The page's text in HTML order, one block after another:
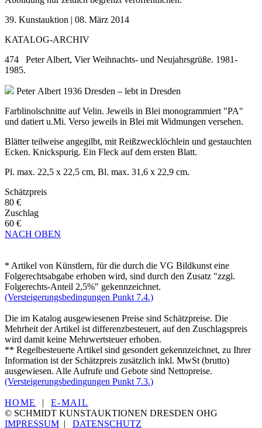
39. Kunstauktion | 08. März 2014
KATALOG-ARCHIV
474 Peter Albert, Vier Weihnachts- und Neujahrsgrüße. 1981-
1985.
Peter Albert 1936 Dresden – lebt in Dresden
Farblinolschnitte auf Velin. Jeweils in Blei monogrammiert "PA"
und datiert u.Mi. Verso jeweils in Blei mit Widmungen versehen.
Blätter teilweise angegilbt, mit Reißzwecklöchlein und gestauchten
Ecken. Knickspurig. Ein Fleck auf dem ersten Blatt.
Pl. max. 22,5 x 22,5 cm, Bl. max. 31,6 x 22,9 cm.
Schätzpreis
80 €
Zuschlag
60 €
NACH OBEN
* Artikel von Künstlern, für die durch die VG Bildkunst eine
Folgerechtsabgabe erhoben wird, sind durch den Zusatz "zzgl.
Folgerechts-Anteil 2,5%" gekennzeichnet.
(Versteigerungsbedingungen Punkt 7.4.)
Die im Katalog ausgewiesenen Preise sind Schätzpreise. Die
Mehrheit der Artikel ist differenzbesteuert, auf den Zuschlagspreis
wird damit keine Mehrwertsteuer erhoben.
** Regelbesteuerte Artikel sind gesondert gekennzeichnet, zu Ihrer
Information ist der Schätzpreis zusätzlich inkl. MwSt (brutto)
ausgewiesen. Alle Aufrufe und Gebote sind Nettopreise.
(Versteigerungsbedingungen Punkt 7.3.)
HOME |E-MAIL
© SCHMIDT KUNSTAUKTIONEN DRESDEN OHG
IMPRESSUM | DATENSCHUTZ